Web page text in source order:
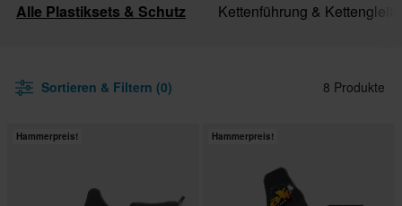
Alle Plastiksets & Schutz Kettenführung &
Sortieren & Filtern (0) 8 Produkte
Hammerpreis! Hammerpreis!